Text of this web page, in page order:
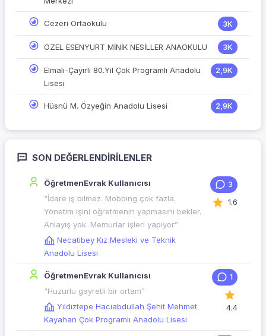
Cezeri Ortaokulu 3K
ÖZEL ESENYURT MİNİK NESİLLER ANAOKULU 3K
Elmalı-Çayırlı 80.Yıl Çok Programlı Anadolu
Lisesi
2,9K
Hüsnü M. Özyeğin Anadolu Lisesi 2,9K
SON DEĞERLENDIRILENLER
ÖğretmenEvrak Kullanıcısı
“İdare iş bilmez. Mobbing çok fazla.
Yönetim işini öğretmenin yapmasını bekler.
Anlayış yok. Memurlar işleri yapıyor”
Necatibey Kız Mesleki ve Teknik
Anadolu Lisesi
3
1.6
ÖğretmenEvrak Kullanıcısı
“Huzurlu gayretli bir ortam”
Yıldıztepe Hacıabdullah Şehit Mehmet
Kayahan Çok Programlı Anadolu Lisesi
1
4.4